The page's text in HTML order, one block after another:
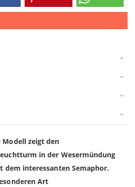
Modell zeigt den
in der Wesermündung
dem interessanten Semaphor.
Art